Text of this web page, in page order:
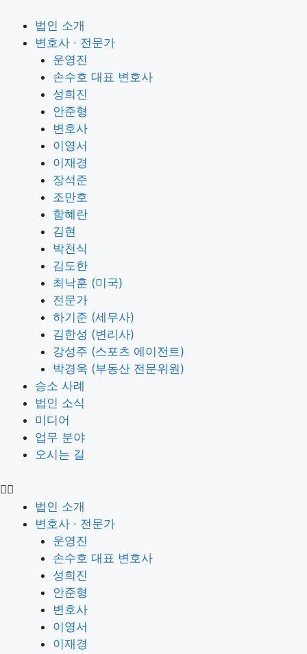
법인 소개
변호사 · 전문가
운영진
손수호 대표 변호사
성희진
안준형
변호사
이영서
이재경
장석준
조만호
함혜란
김현
박천식
김도한
최낙훈 (미국)
전문가
하기준 (세무사)
김한성 (변리사)
강성주 (스포츠 에이전트)
박경욱 (부동산 전문위원)
승소 사례
법인 소식
미디어
업무 분야
오시는 길
법인 소개
변호사 · 전문가
운영진
손수호 대표 변호사
성희진
안준형
변호사
이영서
이재경